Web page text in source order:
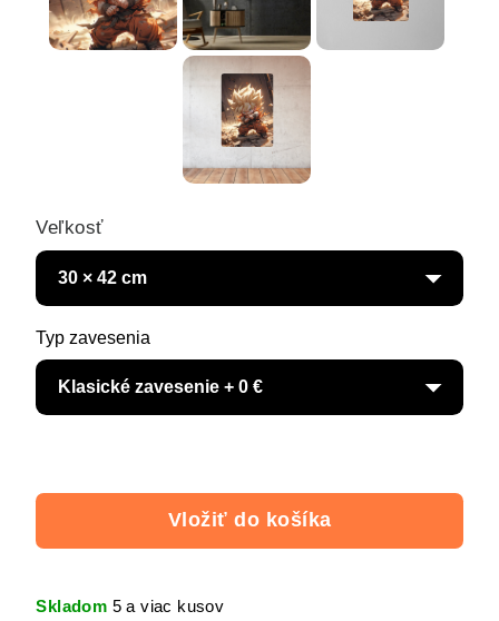
Veľkosť
Typ zavesenia
Vložiť do košíka
Skladom 5 a viac kusov